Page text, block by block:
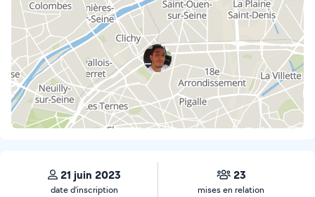
21 juin 2023
date d’inscription
23
mises en relation